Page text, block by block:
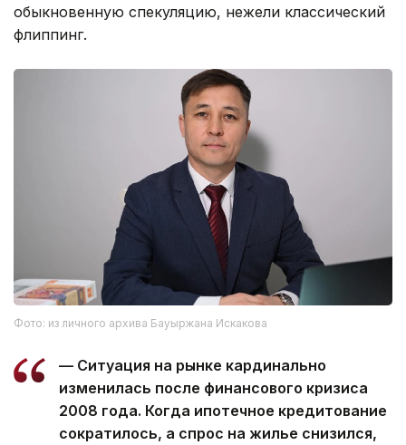
обыкновенную спекуляцию, нежели классический
флиппинг.
Фото: из личного архива Бауыржана Искакова
— Ситуация на рынке кардинально
изменилась после финансового кризиса
2008 года. Когда ипотечное кредитование
сократилось, а спрос на жилье снизился,